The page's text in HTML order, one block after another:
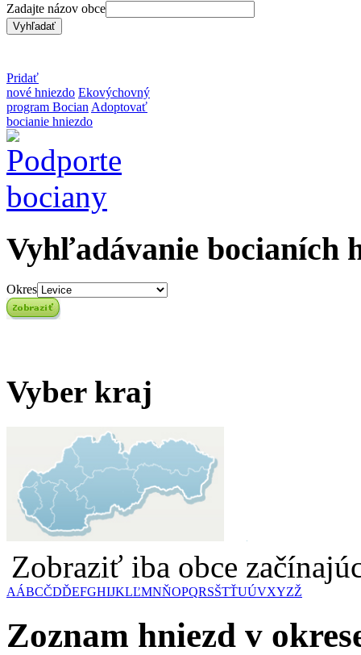
Zadajte názov obce
Pridať
nové hniezdo Ekovýchovný
program Bocian Adoptovať
bocianie hniezdo
Vyhľadávanie bocianích
Okres
Vyber kraj
Zobraziť iba obce
AÁBCČDĎEFGHIJKLĽMNŇOPQRSŠTŤUÚVXYZŽ
Zoznam hniezd v